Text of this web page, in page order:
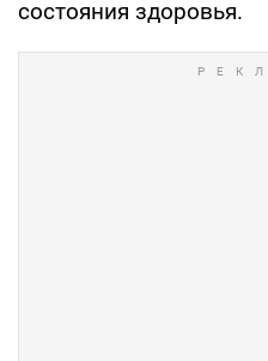
состояния здоровья.